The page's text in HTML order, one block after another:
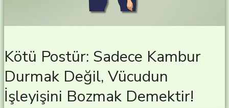
Kötü Postür: Sadece Kambur
Durmak Değil, Vücudun
İşleyişini Bozmak Demektir!